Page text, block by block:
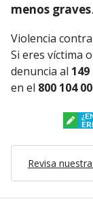
menos graves.
Violencia
Si eres víctima
denuncia al
en el 800 104
Revisa